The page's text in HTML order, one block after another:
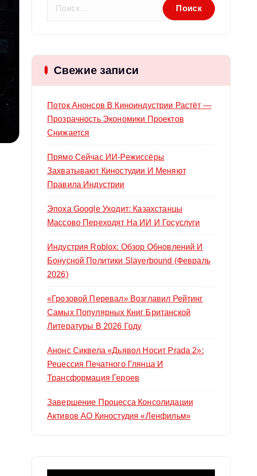
и
:
Свежие записи
Поток Анонсов В Киноиндустрии Растёт —
Прозрачность Экономики Проектов
Снижается
Прямо Сейчас ИИ-Режиссёры
Захватывают Киностудии И Меняют
Правила Индустрии
Эпоха Google Уходит: Казахстанцы
Массово Переходят На ИИ И Госуслуги
Индустрия Roblox: Обзор Обновлений И
Бонусной Политики Slayerbound (февраль
2026)
«Грозовой Перевал» Возглавил Рейтинг
Самых Популярных Книг Британской
Литературы В 2026 Году
Анонс Сиквела «Дьявол Носит Prada 2»:
Рецессия Печатного Глянца И
Трансформация Героев
Завершение Процесса Консолидации
Активов АО Киностудия «Ленфильм»